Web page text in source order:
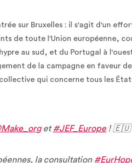
sur Bruxelles : il s'agit d'un
de toute l'Union européenne,
au sud, et du Portugal à
de la campagne en faveur
qui concerne tous les
et#JEF_Europe! 🇪🇺
la consultation